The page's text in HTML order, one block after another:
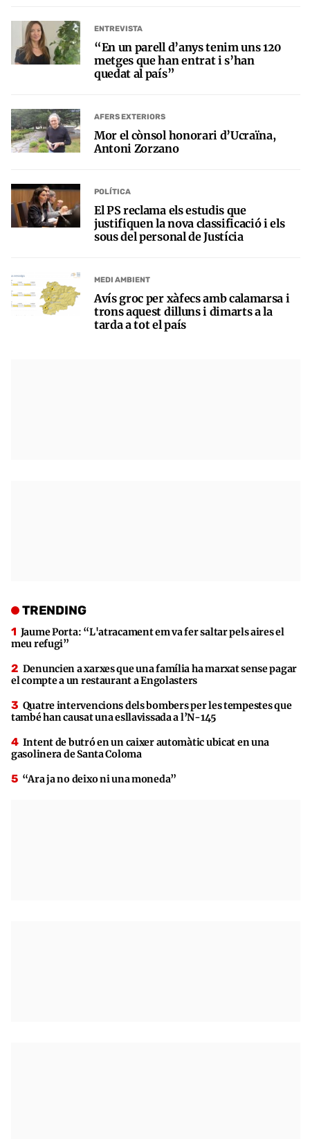
ENTREVISTA
“En un parell d’anys tenim uns 120
metges que han entrat i s’han
quedat al país”
AFERS EXTERIORS
Mor el cònsol honorari d’Ucraïna,
Antoni Zorzano
POLÍTICA
El PS reclama els estudis que
justifiquen la nova classificació i els
sous del personal de Justícia
MEDI AMBIENT
Avís groc per xàfecs amb calamarsa i
trons aquest dilluns i dimarts a la
tarda a tot el país
TRENDING
Jaume Porta: “L'atracament em va fer saltar pels aires el
meu refugi”
Denuncien a xarxes que una família ha marxat sense pagar
el compte a un restaurant a Engolasters
Quatre intervencions dels bombers per les tempestes que
també han causat una esllavissada a l’N-145
Intent de butró en un caixer automàtic ubicat en una
gasolinera de Santa Coloma
“Ara ja no deixo ni una moneda”